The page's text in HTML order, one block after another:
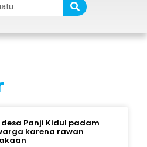
desa Panji Kidul padam
karena rawan